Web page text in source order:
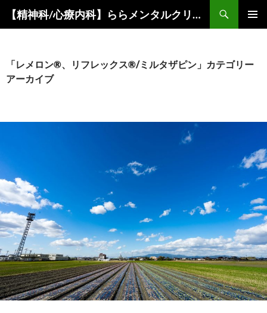
へ
ッ
【精神科/心療内科】ららメンタルクリニック
「レメロン®、リフレックス®/ミルタザピン」カテゴリー
アーカイブ